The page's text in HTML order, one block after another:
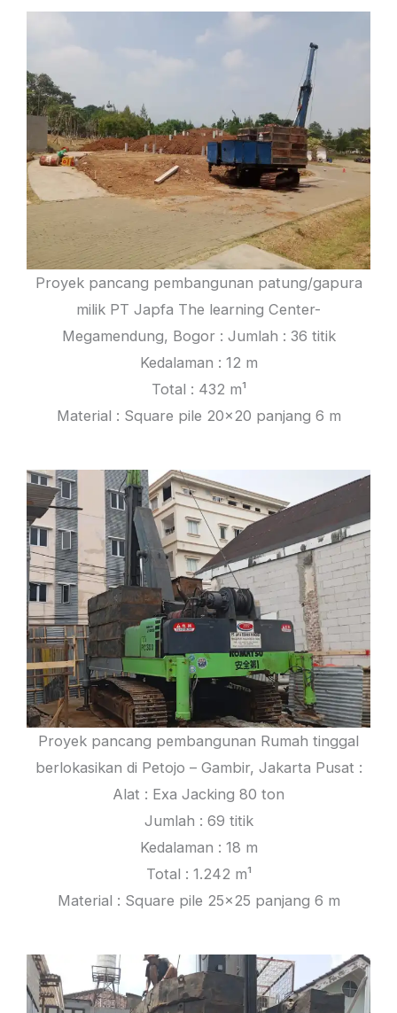
Proyek pancang pembangunan patung/gapura
milik PT Japfa The learning Center-
Megamendung, Bogor : Jumlah : 36 titik
Kedalaman : 12 m
Total : 432 m¹
Material : Square pile 20×20 panjang 6 m
Proyek pancang pembangunan Rumah tinggal
berlokasikan di Petojo – Gambir, Jakarta Pusat :
Alat : Exa Jacking 80 ton
Jumlah : 69 titik
Kedalaman : 18 m
Total : 1.242 m¹
Material : Square pile 25×25 panjang 6 m